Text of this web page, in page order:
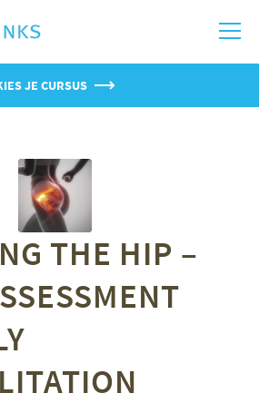
JE CURSUS
THE HIP –